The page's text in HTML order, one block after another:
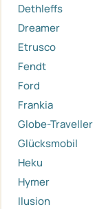
Dethleffs
Dreamer
Etrusco
Fendt
Ford
Frankia
Globe-Traveller
Glücksmobil
Heku
Hymer
Ilusion